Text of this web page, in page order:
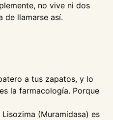
no vive ni dos
de llamarse así.
a tus zapatos, y lo
la farmacología. Porque
(Muramidasa) es